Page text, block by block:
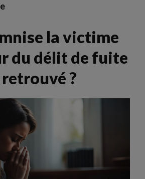
la victime
du délit de fuite
retrouvé ?